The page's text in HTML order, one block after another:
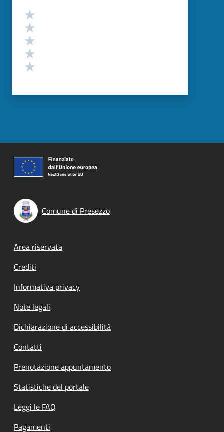
Valutazione
Comune di Presezzo
Footer menu
Area riservata
Crediti
Informativa privacy
Note legali
Dichiarazione di accessibilità
Contatti
Prenotazione appuntamento
Statistiche del portale
Leggi le FAQ
Pagamenti